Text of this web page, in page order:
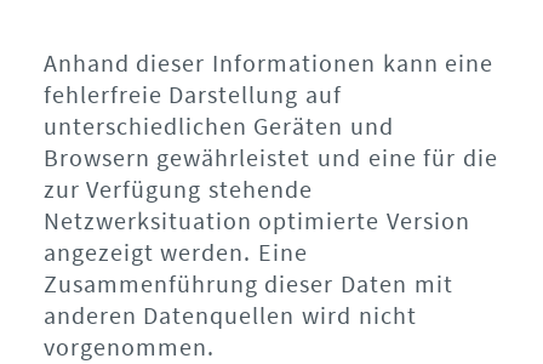
Anhand dieser Informationen kann eine
fehlerfreie Darstellung auf
unterschiedlichen Geräten und
Browsern gewährleistet und eine für die
zur Verfügung stehende
Netzwerksituation optimierte Version
angezeigt werden. Eine
Zusammenführung dieser Daten mit
anderen Datenquellen wird nicht
vorgenommen.